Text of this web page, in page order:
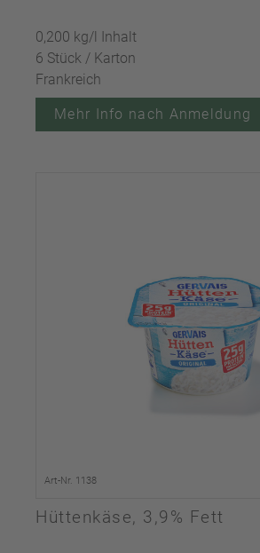
0,200 kg/l Inhalt
6 Stück / Karton
Frankreich
Mehr Info nach Anmeldung
Art-Nr. 1138
Hüttenkäse, 3,9% Fett